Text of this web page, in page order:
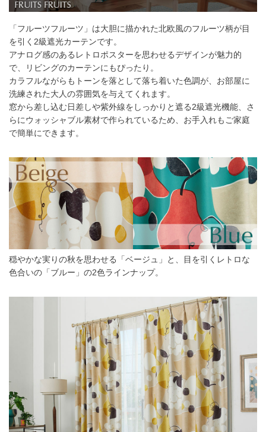
幅101cm以上のサイズをご注文の場合は生地に幅継ぎが入りま
2倍ヒダ
フラット
「フルーツフルーツ」は大胆に描かれた北欧風のフルーツ柄が目
を引く2級遮光カーテンです。
アナログ感のあるレトロポスターを思わせるデザインが魅力的
で、リビングのカーテンにもぴったり。
カラフルながらもトーンを落として落ち着いた色調が、お部屋に
洗練された大人の雰囲気を与えてくれます。
窓から差し込む日差しや紫外線をしっかりと遮る2級遮光機能、さ
らにウォッシャブル素材で作られているため、お手入れもご家庭
で簡単にできます。
穏やかな実りの秋を思わせる「ベージュ」と、目を引くレトロな
色合いの「ブルー」の2色ラインナップ。